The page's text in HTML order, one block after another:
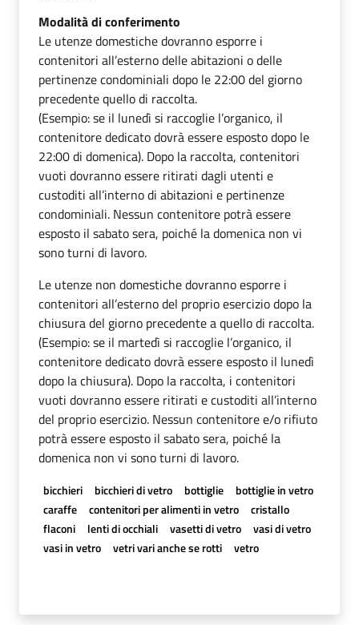
Modalità di conferimento
Le utenze domestiche dovranno esporre i
contenitori all’esterno delle abitazioni o delle
pertinenze condominiali dopo le 22:00 del giorno
precedente quello di raccolta.
(Esempio: se il lunedì si raccoglie l’organico, il
contenitore dedicato dovrà essere esposto dopo le
22:00 di domenica). Dopo la raccolta, contenitori
vuoti dovranno essere ritirati dagli utenti e
custoditi all’interno di abitazioni e pertinenze
condominiali. Nessun contenitore potrà essere
esposto il sabato sera, poiché la domenica non vi
sono turni di lavoro.
Le utenze non domestiche dovranno esporre i
contenitori all’esterno del proprio esercizio dopo la
chiusura del giorno precedente a quello di raccolta.
(Esempio: se il martedì si raccoglie l’organico, il
contenitore dedicato dovrà essere esposto il lunedì
dopo la chiusura). Dopo la raccolta, i contenitori
vuoti dovranno essere ritirati e custoditi all’interno
del proprio esercizio. Nessun contenitore e/o rifiuto
potrà essere esposto il sabato sera, poiché la
domenica non vi sono turni di lavoro.
bicchieri bicchieri di vetro bottiglie
bottiglie in vetro
caraffe
contenitori per alimenti in vetro
cristallo
flaconi
lenti di occhiali vasetti di vetro
vasi di vetro
vasi in vetro
vetri vari anche se rotti vetro